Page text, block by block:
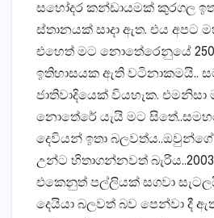
සහෝදර කන්ඩායමක් කුරගල
ස්තානයක් සාදා ඇත. එය අපට
එහෙත් මට නොතේරෙනුයේ
ඉතිහාසයක ඇති වටිනාකමයි..
ජාතිවාදියෙක් වියහැක. එමනිසා
නොතේරේ යැයි මට
දෙවියන් ඉතා
උන්ට හිතාගන්නවත්
එකෙනුත් පල්ලියක් සගවා
දෙයියා බලවත් බව පෙන්වා දී